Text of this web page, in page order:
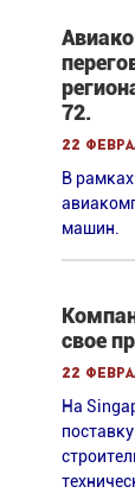
72.
22
В
машин.
свое
22
На